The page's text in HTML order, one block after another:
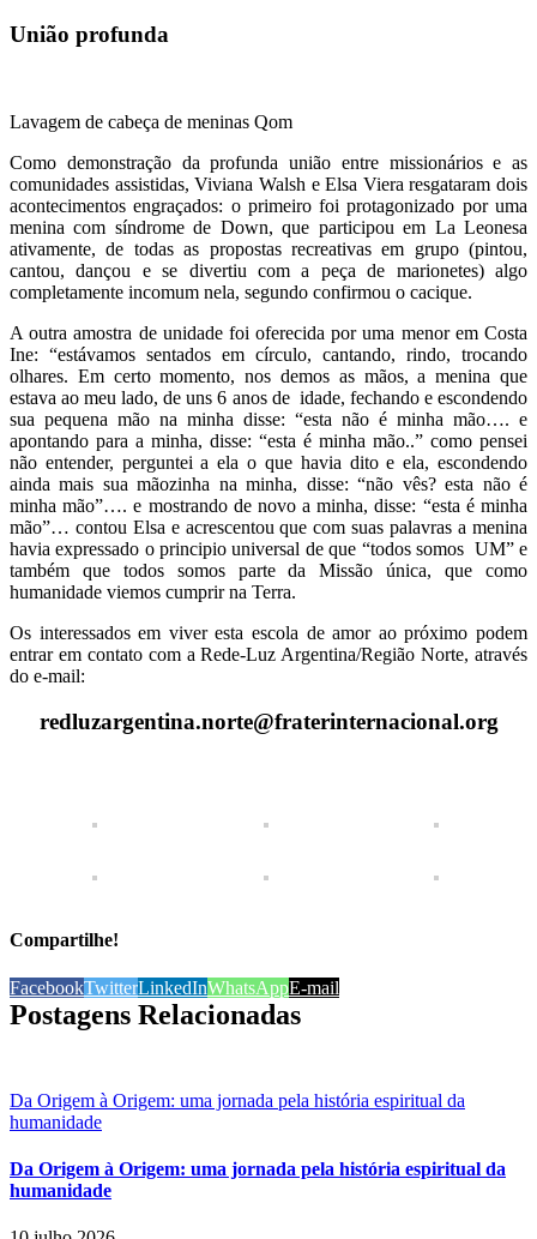
União profunda
Lavagem de cabeça de meninas Qom
Como demonstração da profunda união entre missionários e as
comunidades assistidas, Viviana Walsh e Elsa Viera resgataram dois
acontecimentos engraçados: o primeiro foi protagonizado por uma
menina com síndrome de Down, que participou em La Leonesa
ativamente, de todas as propostas recreativas em grupo (pintou,
cantou, dançou e se divertiu com a peça de marionetes) algo
completamente incomum nela, segundo confirmou o cacique.
A outra amostra de unidade foi oferecida por uma menor em Costa
Ine: “estávamos sentados em círculo, cantando, rindo, trocando
olhares. Em certo momento, nos demos as mãos, a menina que
estava ao meu lado, de uns 6 anos de idade, fechando e escondendo
sua pequena mão na minha disse: “esta não é minha mão…. e
apontando para a minha, disse: “esta é minha mão..” como pensei
não entender, perguntei a ela o que havia dito e ela, escondendo
ainda mais sua mãozinha na minha, disse: “não vês? esta não é
minha mão”…. e mostrando de novo a minha, disse: “esta é minha
mão”… contou Elsa e acrescentou que com suas palavras a menina
havia expressado o principio universal de que “todos somos UM” e
também que todos somos parte da Missão única, que como
humanidade viemos cumprir na Terra.
Os interessados em viver esta escola de amor ao próximo podem
entrar em contato com a Rede-Luz Argentina/Região Norte, através
do e-mail:
redluzargentina.norte@fraterinternacional.org
Compartilhe!
FacebookTwitterLinkedInWhatsAppE-mail
Postagens Relacionadas
Da Origem à Origem: uma jornada pela história espiritual da
humanidade
Da Origem à Origem: uma jornada pela história espiritual da
humanidade